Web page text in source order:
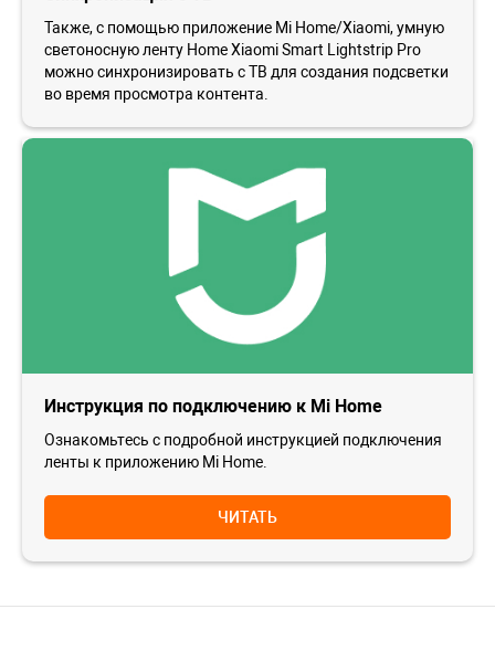
Также, с помощью приложение Mi Home/Xiaomi, умную
светоносную ленту Home Xiaomi Smart Lightstrip Pro
можно синхронизировать с ТВ для создания подсветки
во время просмотра контента.
Инструкция по подключению к Mi Home
Ознакомьтесь с подробной инструкцией подключения
ленты к приложению Mi Home.
ЧИТАТЬ